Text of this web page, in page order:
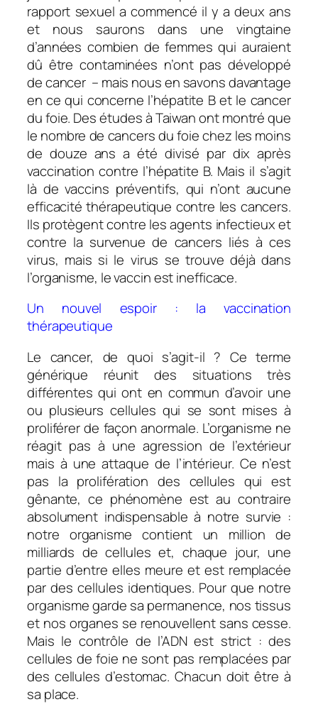
rapport sexuel a commencé il y a deux ans
et nous saurons dans une vingtaine
d’années combien de femmes qui auraient
dû être contaminées n’ont pas développé
de cancer – mais nous en savons davantage
en ce qui concerne l’hépatite B et le cancer
du foie. Des études à Taiwan ont montré que
le nombre de cancers du foie chez les moins
de douze ans a été divisé par dix après
vaccination contre l’hépatite B. Mais il s’agit
là de vaccins préventifs, qui n’ont aucune
efficacité thérapeutique contre les cancers.
Ils protègent contre les agents infectieux et
contre la survenue de cancers liés à ces
virus, mais si le virus se trouve déjà dans
l’organisme, le vaccin est inefficace.
Un nouvel espoir : la vaccination
thérapeutique
Le cancer, de quoi s’agit-il ? Ce terme
générique réunit des situations très
différentes qui ont en commun d’avoir une
ou plusieurs cellules qui se sont mises à
proliférer de façon anormale. L’organisme ne
réagit pas à une agression de l’extérieur
mais à une attaque de l’intérieur. Ce n’est
pas la prolifération des cellules qui est
gênante, ce phénomène est au contraire
absolument indispensable à notre survie :
notre organisme contient un million de
milliards de cellules et, chaque jour, une
partie d’entre elles meure et est remplacée
par des cellules identiques. Pour que notre
organisme garde sa permanence, nos tissus
et nos organes se renouvellent sans cesse.
Mais le contrôle de l’ADN est strict : des
cellules de foie ne sont pas remplacées par
des cellules d’estomac. Chacun doit être à
sa place.